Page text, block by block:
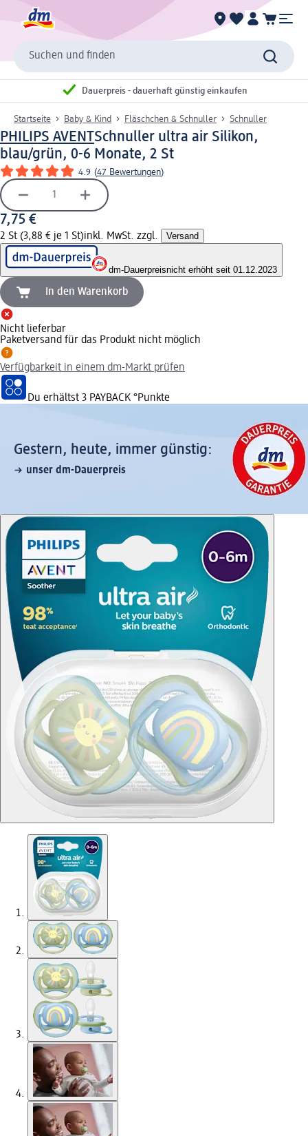
Suchen und finden
Dauerpreis - dauerhaft günstig einkaufen
Startseite Baby & Kind Fläschchen & Schnuller Schnuller
PHILIPS AVENTSchnuller ultra air Silikon,
blau/grün, 0-6 Monate, 2 St
4.9 (47 Bewertungen)
7,75 €
2 St (3,88 € je 1 St)inkl. MwSt. zzgl. Versand
dm-Dauerpreisnicht erhöht seit 01.12.2023
In den Warenkorb
Nicht lieferbar
Paketversand für das Produkt nicht möglich
Verfügbarkeit in einem dm-Markt prüfen
Du erhältst 3 PAYBACK °Punkte
Gestern, heute, immer günstig:
unser dm-Dauerpreis